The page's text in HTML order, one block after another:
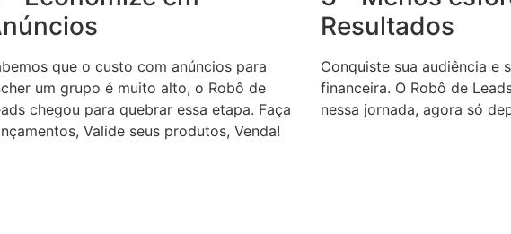
que o custo com anúncios para
um grupo é muito alto, o Robô de
chegou para quebrar essa etapa. Faça
Valide seus produtos, Venda!
Resultados
Conquiste sua audiência e
financeira. O Robô de
nessa jornada, agora só